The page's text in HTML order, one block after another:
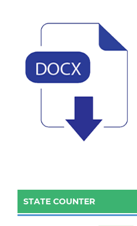
STATE COUNTER